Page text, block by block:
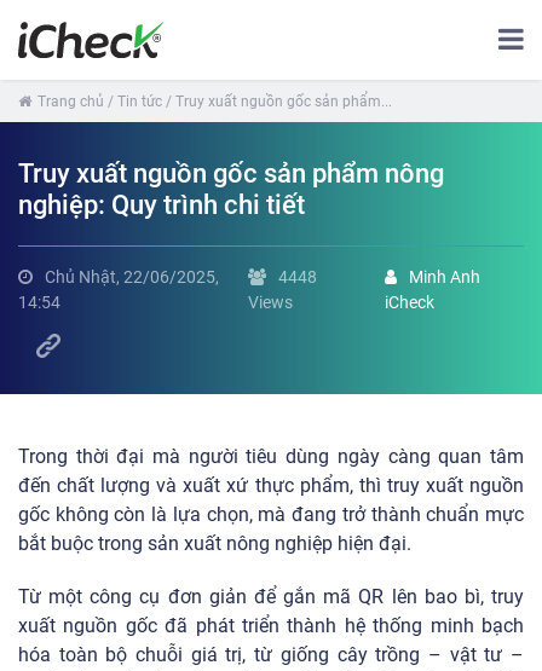
Trang chủ / Tin tức / Truy xuất nguồn gốc sản phẩm...
Truy xuất nguồn gốc sản phẩm nông
nghiệp: Quy trình chi tiết
Chủ Nhật, 22/06/2025,
14:54
4448
Views
Minh Anh
iCheck
Trong thời đại mà người tiêu dùng ngày càng quan tâm
đến chất lượng và xuất xứ thực phẩm, thì truy xuất nguồn
gốc không còn là lựa chọn, mà đang trở thành chuẩn mực
bắt buộc trong sản xuất nông nghiệp hiện đại.
Từ một công cụ đơn giản để gắn mã QR lên bao bì, truy
xuất nguồn gốc đã phát triển thành hệ thống minh bạch
hóa toàn bộ chuỗi giá trị, từ giống cây trồng – vật tư –